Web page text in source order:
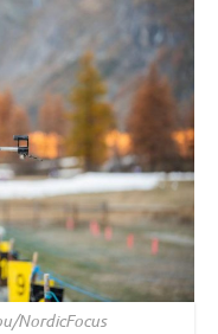
NordicFocus